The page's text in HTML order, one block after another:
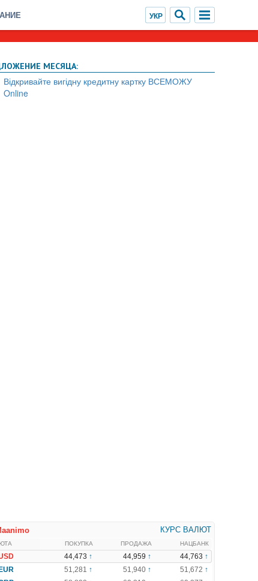
МЕСЯЦА:
Відкривайте вигідну кредитну картку ВСЕМОЖУ
Online